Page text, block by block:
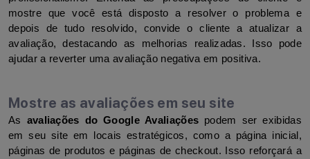
mostre que você está disposto a resolver o problema e
depois de tudo resolvido, convide o cliente a atualizar a
avaliação, destacando as melhorias realizadas. Isso pode
ajudar a reverter uma avaliação negativa em positiva.
Mostre as avaliações em seu site
As avaliações do Google Avaliações podem ser exibidas
em seu site em locais estratégicos, como a página inicial,
páginas de produtos e páginas de checkout. Isso reforçará a